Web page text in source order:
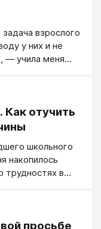
взрослого
у них и не
— учила меня
Как отучить
школьного
накопилось
трудностях в
просьбе